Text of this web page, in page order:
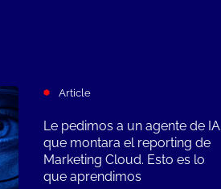
Article
Le pedimos a un agente de IA
que montara el reporting de
Marketing Cloud. Esto es lo
que aprendimos